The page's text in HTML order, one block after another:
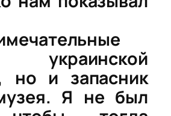
но и запасник
Я не был